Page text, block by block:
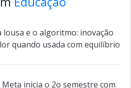
Educação
lousa e o algoritmo: inovação
quando usada com equilíbrio